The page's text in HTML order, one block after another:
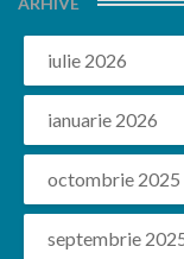
iulie 2026
ianuarie 2026
octombrie 2025
septembrie